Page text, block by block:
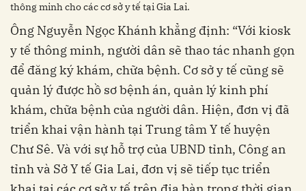
thông minh cho các cơ sở y tế tại Gia Lai.
Ông Nguyễn Ngọc Khánh khẳng định: “Với kiosk
y tế thông minh, người dân sẽ thao tác nhanh gọn
để đăng ký khám, chữa bệnh. Cơ sở y tế cũng sẽ
quản lý được hồ sơ bệnh án, quản lý kinh phí
khám, chữa bệnh của người dân. Hiện, đơn vị đã
triển khai vận hành tại Trung tâm Y tế huyện
Chư Sê. Và với sự hỗ trợ của UBND tỉnh, Công an
tỉnh và Sở Y tế Gia Lai, đơn vị sẽ tiếp tục triển